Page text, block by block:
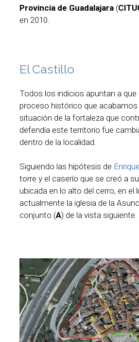
Provincia de Guadalajara (
en 2010.
El Castillo
Todos los indicios apuntan a que
proceso histórico que acabamos
situación de la fortaleza que
defendía este territorio fue
dentro de la localidad.
Siguiendo las hipótesis de
torre y el caserío que se creó a
ubicada en lo alto del cerro, en el
actualmente la iglesia de la
conjunto (A) de la vista siguiente.